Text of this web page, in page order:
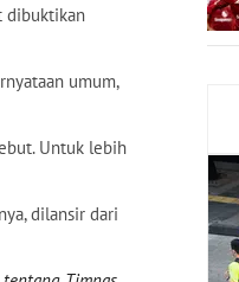
dibuktikan
umum,
Untuk lebih
dilansir dari